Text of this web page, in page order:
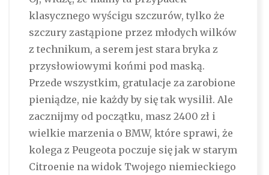
klasycznego wyścigu szczurów, tylko że
szczury zastąpione przez młodych wilków
z technikum, a serem jest stara bryka z
przysłowiowymi końmi pod maską.
Przede wszystkim, gratulacje za zarobione
pieniądze, nie każdy by się tak wysilił. Ale
zacznijmy od początku, masz 2400 zł i
wielkie marzenia o BMW, które sprawi, że
kolega z Peugeota poczuje się jak w starym
Citroenie na widok Twojego niemieckiego